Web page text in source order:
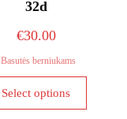
32d
€30.00
Basutės berniukams
Select options